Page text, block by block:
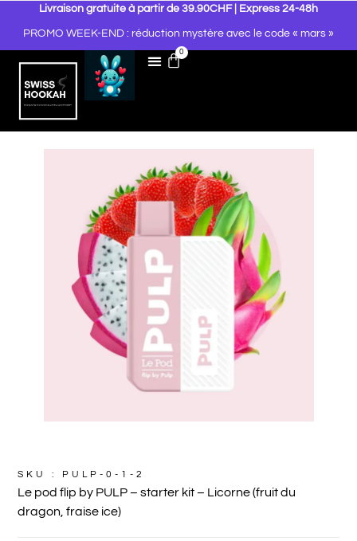
Livraison gratuite à partir de 39.90CHF | Express 24-48h
PROMO WEEK-END : réduction mystère avec le code « mars »
0
SKU : PULP-0-1-2
Le pod flip by PULP – starter kit – Licorne (fruit du
dragon, fraise ice)